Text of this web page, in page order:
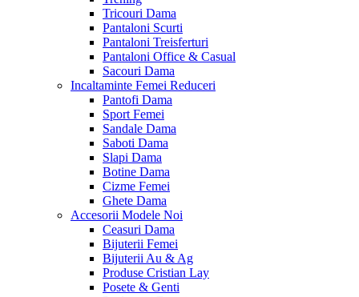
Tricouri Dama
Pantaloni Scurti
Pantaloni Treisferturi
Pantaloni Office & Casual
Sacouri Dama
Incaltaminte Femei Reduceri
Pantofi Dama
Sport Femei
Sandale Dama
Saboti Dama
Slapi Dama
Botine Dama
Cizme Femei
Ghete Dama
Accesorii Modele Noi
Ceasuri Dama
Bijuterii Femei
Bijuterii Au & Ag
Produse Cristian Lay
Posete & Genti